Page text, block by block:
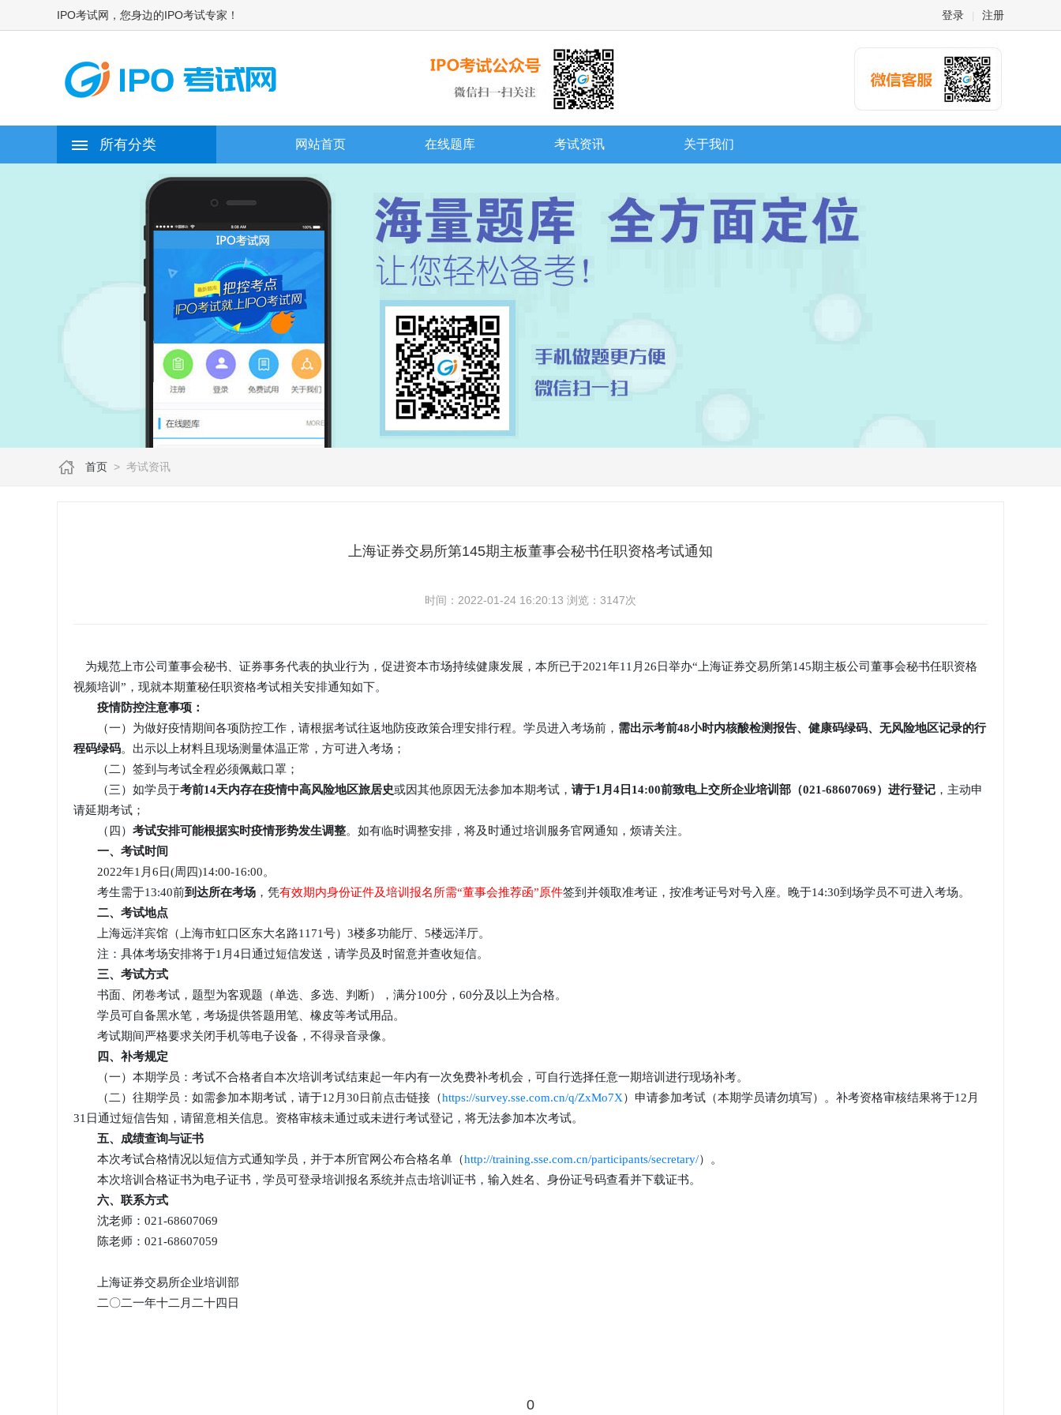
IPO考试网，您身边的IPO考试专家！ 登录 注册
所有分类 网站首页 在线题库 考试资讯 关于我们
首页 > 考试资讯
上海证券交易所第145期主板董事会秘书任职资格考试通知
时间：2022-01-24 16:20:13 浏览：3147次
为规范上市公司董事会秘书、证券事务代表的执业行为，促进资本市场持续健康发展，本所已于2021年11月26日举办“上海证券交易所第145期主板公司董事会秘书任职资格
视频培训”，现就本期董秘任职资格考试相关安排通知如下。
疫情防控注意事项：
（一）为做好疫情期间各项防控工作，请根据考试往返地防疫政策合理安排行程。学员进入考场前， 需出示考前48小时内核酸检测报告、健康码绿码、无风险地区记录的行
程码绿码。出示以上材料且现场测量体温正常，方可进入考场；
（二）签到与考试全程必须佩戴口罩；
（三）如学员于考前14天内存在疫情中高风险地区旅居史或因其他原因无法参加本期考试， 请于1月4日14:00前致电上交所企业培训部（021-68607069）进行登记 ，主动申
请延期考试；
（四） 考试安排可能根据实时疫情形势发生调整。如有临时调整安排，将及时通过培训服务官网通知，烦请关注。
一、考试时间
2022年1月6日(周四)14:00-16:00。
考生需于13:40前到达所在考场 ，凭有效期内身份证件及培训报名所需“董事会推荐函”原件签到并领取准考证，按准考证号对号入座。晚于14:30到场学员不可进入考场。
二、考试地点
上海远洋宾馆（上海市虹口区东大名路1171号）3楼多功能厅、5楼远洋厅。
注：具体考场安排将于1月4日通过短信发送，请学员及时留意并查收短信。
三、考试方式
书面、闭卷考试，题型为客观题（单选、多选、判断），满分100分，60分及以上为合格。
学员可自备黑水笔，考场提供答题用笔、橡皮等考试用品。
考试期间严格要求关闭手机等电子设备，不得录音录像。
四、补考规定
（一）本期学员：考试不合格者自本次培训考试结束起一年内有一次免费补考机会，可自行选择任意一期培训进行现场补考。
（二）往期学员：如需参加本期考试，请于12月30日前点击链接（https://survey.sse.com.cn/q/ZxMo7X）申请参加考试（本期学员请勿填写）。补考资格审核结果将于12月
31日通过短信告知，请留意相关信息。资格审核未通过或未进行考试登记，将无法参加本次考试。
五、成绩查询与证书
本次考试合格情况以短信方式通知学员，并于本所官网公布合格名单（http://training.sse.com.cn/participants/secretary/）。
本次培训合格证书为电子证书，学员可登录培训报名系统并点击培训证书，输入姓名、身份证号码查看并下载证书。
六、联系方式
沈老师：021-68607069
陈老师：021-68607059
上海证券交易所企业培训部
二〇二一年十二月二十四日
0